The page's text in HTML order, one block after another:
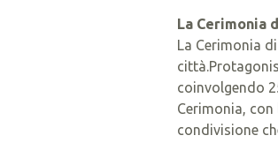
La Cerimonia
La Cerimonia
coinvolgendo
Cerimonia,
condivisione